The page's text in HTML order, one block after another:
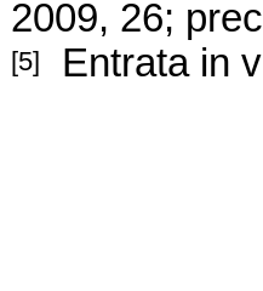
2009, 26;
[5] Entrata in